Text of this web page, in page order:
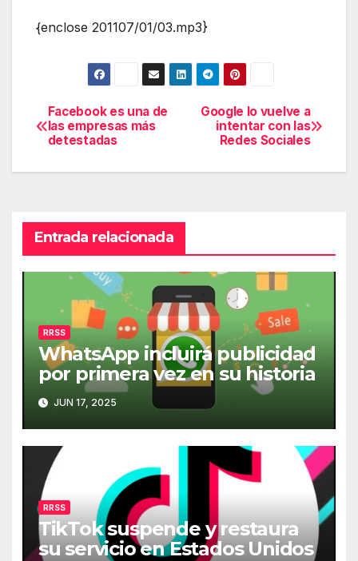
{enclose 201107/01/03.mp3}
Navegación
de
Google lo vuelve a
intentar con las
Redes Sociales
Facebook es una de
las empresas más
detestadas
Entrada relacionada
RRSS
WhatsApp incluirá publicidad
por primera vez en su historia
JUN 17, 2025
RRSS
TikTok suspende y restaura
su servicio en Estados Unidos